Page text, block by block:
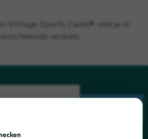
Vintage Sports Cards® vind je in